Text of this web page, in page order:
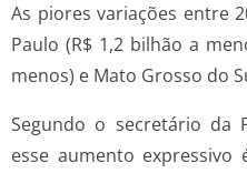
As piores variações entre
Paulo (R$ 1,2 bilhão a
menos) e Mato Grosso do
Segundo o secretário da
esse aumento